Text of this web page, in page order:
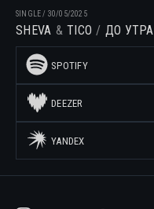
SINGLE/ 30/05/2025
SHEVA TICO ДО УТРА
SPOTIFY
DEEZER
YANDEX